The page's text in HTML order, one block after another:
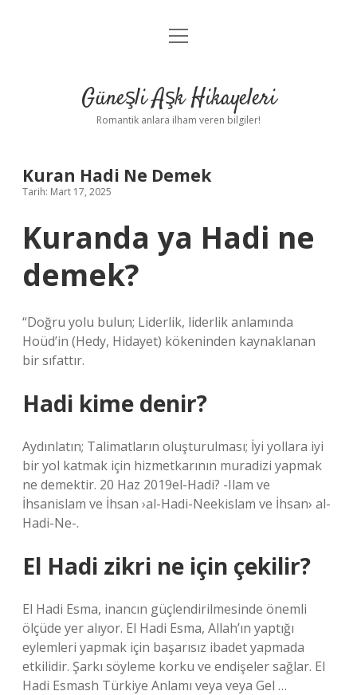
Anasayfa
Yasal Uyarı
menüyü
Güneşli Aşk Hikayeleri
Romantik anlara ilham veren bilgiler!
Kuran Hadi Ne Demek
Tarih: Mart 17, 2025
Kuranda ya Hadi ne
demek?
“Doğru yolu bulun; Liderlik, liderlik anlamında
Hoüd’in (Hedy, Hidayet) kökeninden kaynaklanan
bir sıfattır.
Hadi kime denir?
Aydınlatın; Talimatların oluşturulması; İyi yollara iyi
bir yol katmak için hizmetkarının muradizi yapmak
ne demektir. 20 Haz 2019el-Hadi? -Ilam ve
İhsanislam ve İhsan ›al-Hadi-Neekislam ve İhsan› al-
Hadi-Ne-.
El Hadi zikri ne için çekilir?
El Hadi Esma, inancın güçlendirilmesinde önemli
ölçüde yer alıyor. El Hadi Esma, Allah’ın yaptığı
eylemleri yapmak için başarısız ibadet yapmada
etkilidir. Şarkı söyleme korku ve endişeler sağlar. El
Hadi Esmash Türkiye Anlamı veya veya Gel …